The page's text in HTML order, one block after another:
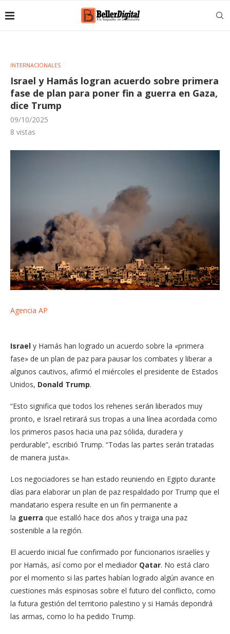
INTERNACIONALES
Israel y Hamás logran acuerdo sobre primera
fase de plan para poner fin a guerra en Gaza,
dice Trump
09/10/2025
8 vistas
Agencia AP
Israel y Hamás han logrado un acuerdo sobre la «primera
fase» de un plan de paz para pausar los combates y liberar a
algunos cautivos, afirmó el miércoles el presidente de Estados
Unidos, Donald Trump.
“Esto significa que todos los rehenes serán liberados muy
pronto, e Israel retirará sus tropas a una línea acordada como
los primeros pasos hacia una paz sólida, duradera y
perdurable”, escribió Trump. “Todas las partes serán tratadas
de manera justa».
Los negociadores se han estado reuniendo en Egipto durante
días para elaborar un plan de paz respaldado por Trump que el
mandatario espera resulte en un fin permanente a
la guerra que estalló hace dos años y traiga una paz
sostenible a la región.
El acuerdo inicial fue confirmado por funcionarios israelíes y
por Hamás, así como por el mediador Qatar. No está claro
por el momento si las partes habían logrado algún avance en
cuestiones más espinosas sobre el futuro del conflicto, como
la futura gestión del territorio palestino y si Hamás depondrá
las armas, como lo ha pedido Trump.